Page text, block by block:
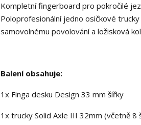
Kompletní fingerboard pro pokročilé
Poloprofesionální jedno osičkové
samovolnému povolování a ložisková
Balení obsahuje:
1x Finga desku Design 33 mm šířky
1x trucky Solid Axle III 32mm (včetně